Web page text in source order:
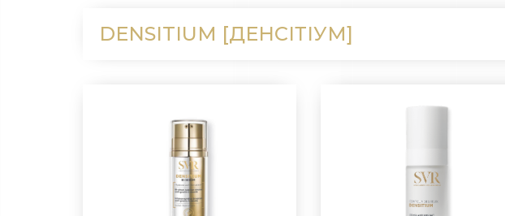
DENSITIUM [ДЕНСІТІУМ]